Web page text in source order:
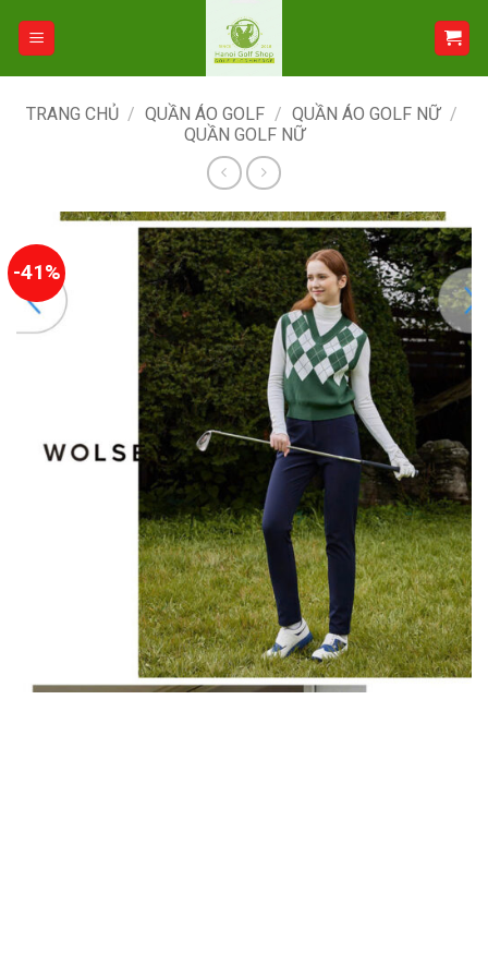
TRANG CHỦ / QUẦN ÁO GOLF / QUẦN ÁO GOLF NỮ /
QUẦN GOLF NỮ
-41%